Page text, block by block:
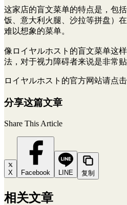
这家店的盲文菜单的特点是，包
饭、意大利火腿、沙拉等拼盘）
难以想象的菜单。
像ロイヤルホスト的盲文菜单这
法，对于视力障碍者来说是非常贴
ロイヤルホスト的官方网站请点击
分享这篇文章
Share This Article
X Facebook LINE 复制
相关文章